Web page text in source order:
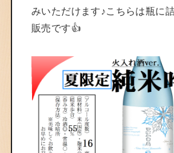
みいただけます♪こちらは瓶に
販売です👍